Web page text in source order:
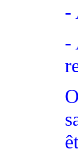
-
-